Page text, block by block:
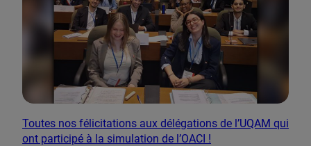
Toutes nos félicitations aux délégations de l’UQAM qui
ont participé à la simulation de l’OACI !